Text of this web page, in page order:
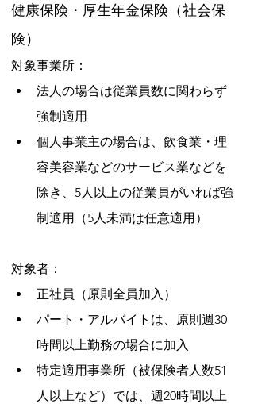
健康保険・厚生年金保険（社会保
険）
対象事業所：
法人の場合は従業員数に関わらず
強制適用
個人事業主の場合は、飲食業・理
容美容業などのサービス業などを
除き、5人以上の従業員がいれば強
制適用（5人未満は任意適用）
対象者：
正社員（原則全員加入）
パート・アルバイトは、原則週30
時間以上勤務の場合に加入
特定適用事業所（被保険者人数51
人以上など）では、週20時間以上